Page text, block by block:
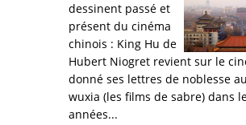
dessinent passé et
présent du cinéma
chinois : King Hu de
Hubert Niogret revient sur le
donné ses lettres de noblesse
wuxia (les films de sabre) dans
années...